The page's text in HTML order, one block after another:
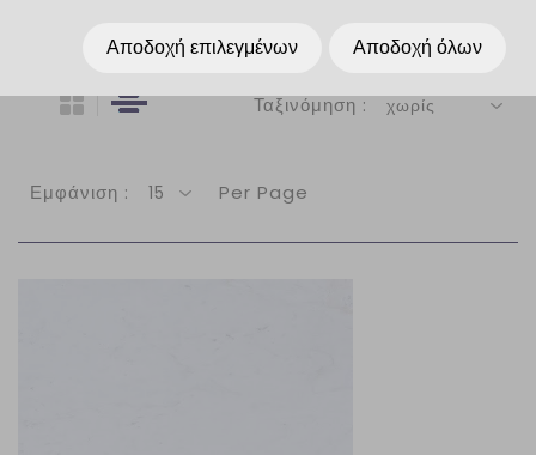
Ταξινόμηση : χωρίς
Εμφάνιση : 15 Per Page
Αποδοχή επιλεγμένων Αποδοχή όλων